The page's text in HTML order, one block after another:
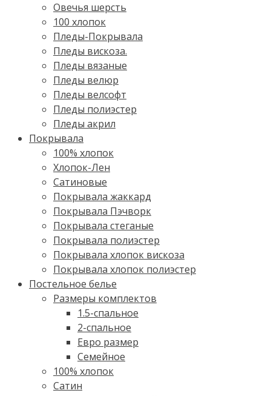
Овечья шерсть
100 хлопок
Пледы-Покрывала
Пледы вискоза.
Пледы вязаные
Пледы велюр
Пледы велсофт
Пледы полиэстер
Пледы акрил
Покрывала
100% хлопок
Хлопок-Лен
Сатиновые
Покрывала жаккард
Покрывала Пэчворк
Покрывала стеганые
Покрывала полиэстер
Покрывала хлопок вискоза
Покрывала хлопок полиэстер
Постельное белье
Размеры комплектов
1.5-спальное
2-спальное
Евро размер
Семейное
100% хлопок
Cатин